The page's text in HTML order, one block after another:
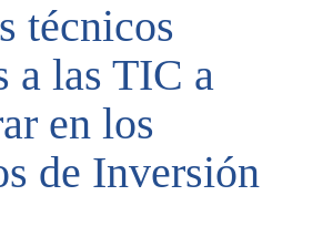
técnicos
a las TIC a
en los
de Inversión